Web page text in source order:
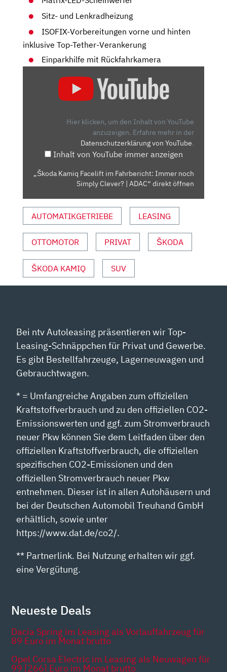
Sitz- und Lenkradheizung
ISOFIX-Vorbereitungen vorne und hinten
inklusive Top-Tether-Verankerung
Einparkhilfe mit Rückfahrkamera
FAHRBERICHT:
SIMPLY
CLEVER?
VON
YOUTUBE
Hier klicken, um den Inhalt von YouTube
anzuzeigen. Erfahre mehr in der
Datenschutzerklärung von YouTube.
Inhalt von YouTube immer anzeigen
„Škoda Kamiq Facelift im Fahrbericht: Immer noch
Simply Clever? | ADAC“ direkt öffnen
AUTOMATIKGETRIEBE LEASING
OTTOMOTOR PRIVAT ŠKODA
ŠKODA KAMIQ SUV
Bei ntv Autoleasing präsentieren wir Top-
Leasing-Schnäppchen für Privat und Gewerbe.
Es gibt Bestellfahrzeuge, Lagerneuwagen und
Gebrauchtwagen.
* = Umfangreiche Angaben zum offiziellen
Kraftstoffverbrauch und zu den offiziellen CO2-
Emissionswerten und ggf. zum Stromverbrauch
neuer Pkw können Sie dem Leitfaden über den
offiziellen Kraftstoffverbrauch, die offiziellen
spezifischen CO2-Emissionen und den
offiziellen Stromverbrauch neuer Pkw
entnehmen. Dieser ist in allen Autohäusern und
bei der Deutschen Automobil Treuhand GmbH
erhältlich, sowie unter
https://www.dat.de/co2/.
** Partnerlink. Bei Nutzung erhalten wir ggf.
eine Vergütung.
Neueste Deals
Dacia Spring im Leasing als Vorlauffahrzeug für
89 Euro im Monat brutto
Opel Corsa Electric im Leasing als Neuwagen für
99 [266] Euro im Monat brutto